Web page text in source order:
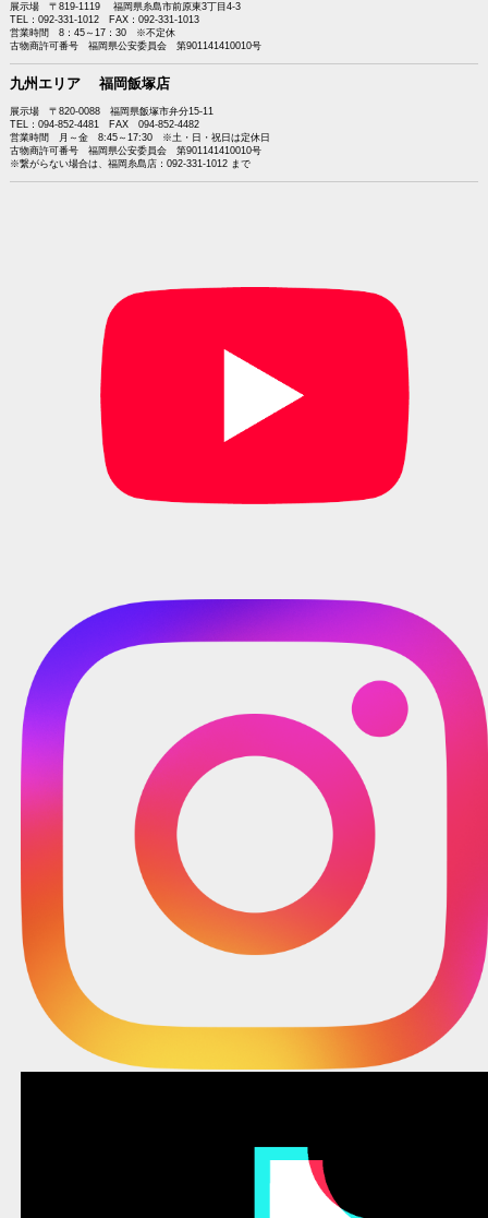
展示場 〒819-1119 福岡県糸島市前原東3丁目4-3
TEL：092-331-1012 FAX：092-331-1013
営業時間 8：45～17：30 ※不定休
古物商許可番号 福岡県公安委員会 第901141410010号
九州エリア 福岡飯塚店
展示場 〒820-0088 福岡県飯塚市弁分15-11
TEL：094-852-4481 FAX 094-852-4482
営業時間 月～金 8:45～17:30 ※土・日・祝日は定休日
古物商許可番号 福岡県公安委員会 第901141410010号
※繋がらない場合は、福岡糸島店：092-331-1012 まで